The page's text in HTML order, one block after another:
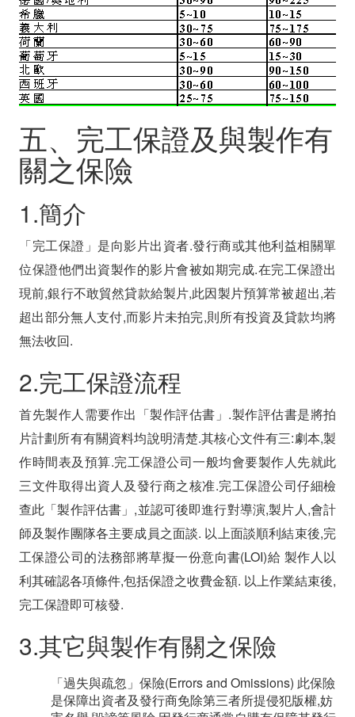
五、完工保證及與製作有
關之保險
1.簡介
「完工保證」是向影片出資者.發行商或其他利益相關單
位保證他們出資製作的影片會被如期完成.在完工保證出
現前,銀行不敢貿然貸款給製片,此因製片預算常被超出,若
超出部分無人支付,而影片未拍完,則所有投資及貸款均將
無法收回.
2.完工保證流程
首先製作人需要作出「製作評估書」.製作評估書是將拍
片計劃所有有關資料均說明清楚.其核心文件有三:劇本,製
作時間表及預算.完工保證公司一般均會要製作人先就此
三文件取得出資人及發行商之核准.完工保證公司仔細檢
查此「製作評估書」,並認可後即進行對導演,製片人,會計
師及製作團隊各主要成員之面談. 以上面談順利結束後,完
工保證公司的法務部將草擬一份意向書(LOI)給 製作人以
利其確認各項條件,包括保證之收費金額. 以上作業結束後,
完工保證即可核發.
3.其它與製作有關之保險
「過失與疏忽」保險(Errors and Omissions) 此保險
是保障出資者及發行商免除第三者所提侵犯版權,妨